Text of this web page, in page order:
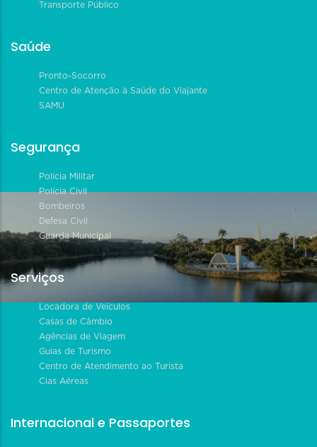
Transporte Público
Saúde
Pronto-Socorro
Centro de Atenção à Saúde do Viajante
SAMU
Segurança
Polícia Militar
Polícia Civil
Bombeiros
Defesa Civil
Guarda Municipal
Serviços
Locadora de Veículos
Casas de Câmbio
Agências de Viagem
Guias de Turismo
Centro de Atendimento ao Turista
Cias Aéreas
Internacional e Passaportes